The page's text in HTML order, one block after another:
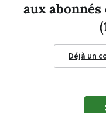
aux
Déjà un